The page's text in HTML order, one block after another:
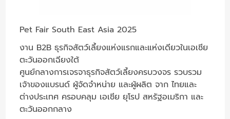
Pet Fair South East Asia 2025
งาน B2B ธุรกิจสัตว์เลี้ยงแห่งแรกและแห่งเดียวในเอเชีย
ตะวันออกเฉียงใต้
ศูนย์กลางการเจรจาธุรกิจสัตว์เลี้ยงครบวงจร รวบรวม
เจ้าของแบรนด์ ผู้จัดจำหน่าย และผู้ผลิต จาก ไทยและ
ต่างประเทศ ครอบคลุม เอเชีย ยุโรป สหรัฐอเมริกา และ
ตะวันออกกลาง